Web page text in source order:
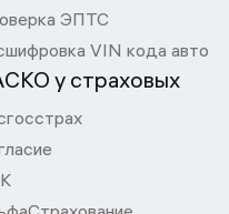
ЭПТС
VIN кода авто
у страховых